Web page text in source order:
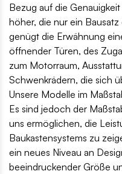
Bezug auf die
höher, die nur ein
genügt die Erwähnung
öffnender Türen, des
zum Motorraum,
Schwenkrädern, die sich
Unsere Modelle im
Es sind jedoch der
uns ermöglichen, die
Baukastensystems zu
ein neues Niveau an
beeindruckender Größe